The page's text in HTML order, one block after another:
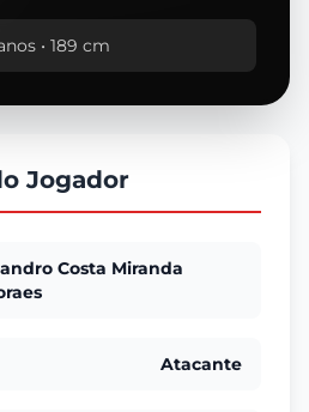
• 189 cm
Jogador
Costa Miranda
Atacante